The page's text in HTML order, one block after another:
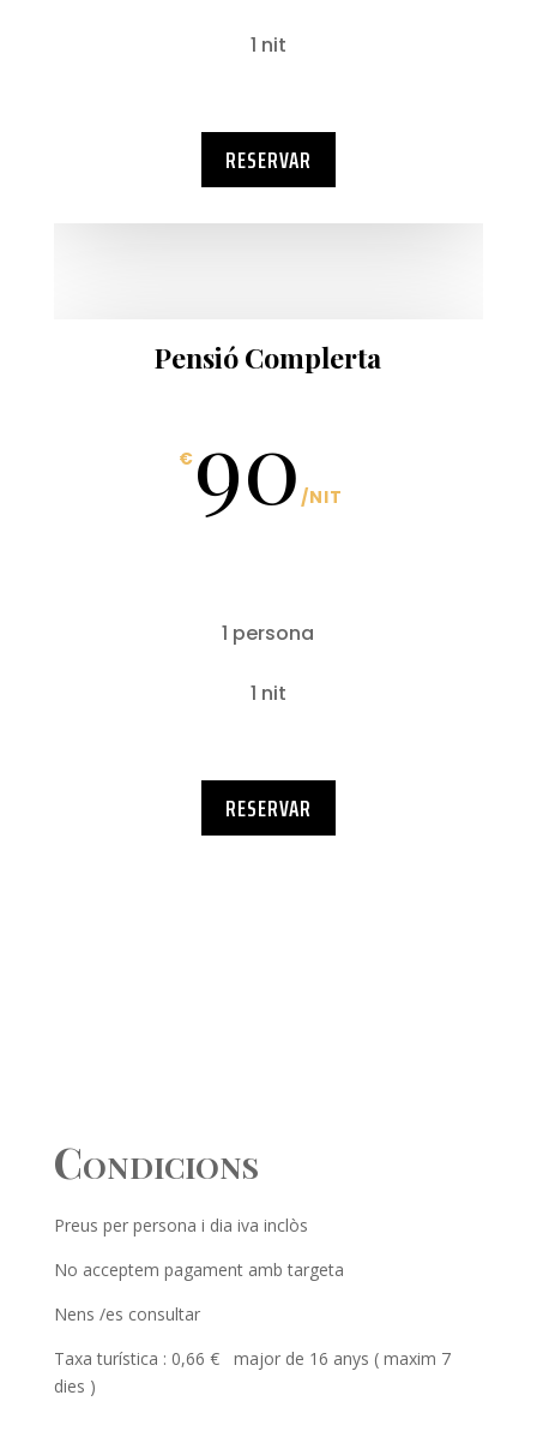
1 nit
RESERVAR
Pensió Complerta
€ 90 /NIT
1 persona
1 nit
RESERVAR
Condicions
Preus per persona i dia iva inclòs
No acceptem pagament amb targeta
Nens /es consultar
Taxa turística : 0,66 € major de 16 anys ( maxim 7
dies )